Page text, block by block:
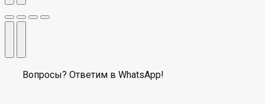
Вопросы? Ответим в WhatsApp!